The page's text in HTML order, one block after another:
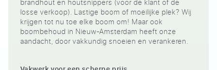
brandhout en houtsnippers (voor de klant of de
losse verkoop). Lastige boom of moeilijke plek? Wij
krijgen tot nu toe elke boom om! Maar ook
boombehoud in Nieuw-Amsterdam heeft onze
aandacht, door vakkundig snoeien en verankeren.